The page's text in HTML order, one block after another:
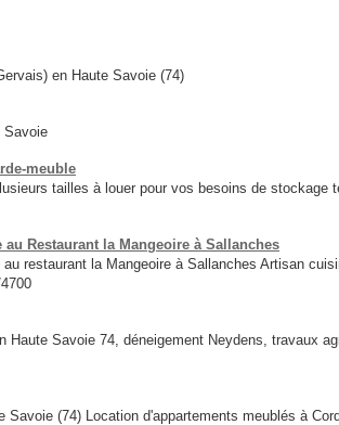
en Haute Savoie (74)
Savoie
meuble
tailles à louer pour vos besoins de stockage
Restaurant la Mangeoire à Sallanches
restaurant la Mangeoire à Sallanches Artisan
Haute Savoie 74, déneigement Neydens, travaux
Savoie (74) Location d'appartements meublés à